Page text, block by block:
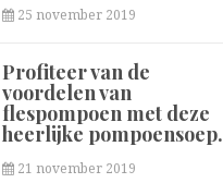
25 november 2019
Profiteer van de
voordelen van
flespompoen met deze
heerlijke pompoensoep.
21 november 2019